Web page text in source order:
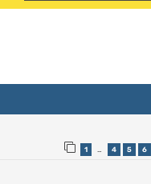
1 … 4 5 6